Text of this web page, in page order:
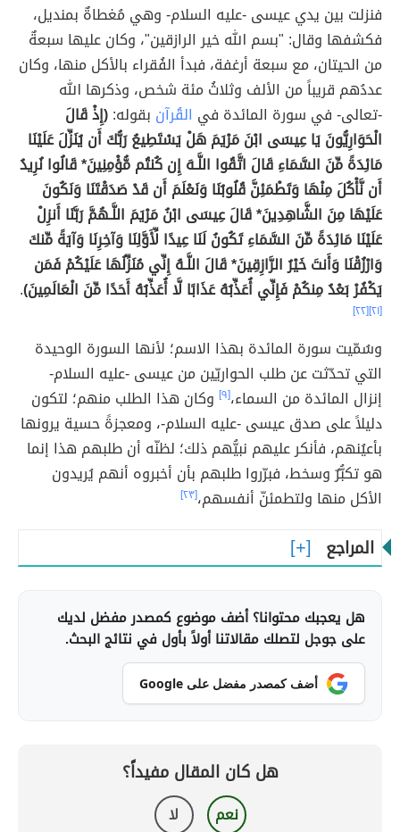
فنزلت بين يدي عيسى -عليه السلام- وهي مُغطاةٌ بمنديل،
فكشفها وقال: "بسم الله خير الرازقين"، وكان عليها سبعةٌ
من الحيتان، مع سبعة أرغفة، فبدأ الفُقراء بالأكل منها، وكان
عددُهم قريباً من الألف وثلاثُ مئة شخص، وذكرها الله
-تعالى- في سورة المائدة في القُرآن بقوله:(إِذْ قَالَ
الْحَوَارِيُّونَ يَا عِيسَى ابْنَ مَرْيَمَ هَلْ يَسْتَطِيعُ رَبُّكَ أَن يُنَزِّلَ عَلَيْنَا
مَائِدَةً مِّنَ السَّمَاءِ قَالَ اتَّقُوا اللَّـهَ إِن كُنتُم مُّؤْمِنِينَ* قَالُوا نُرِيدُ
أَن نَّأْكُلَ مِنْهَا وَتَطْمَئِنَّ قُلُوبُنَا وَنَعْلَمَ أَن قَدْ صَدَقْتَنَا وَنَكُونَ
عَلَيْهَا مِنَ الشَّاهِدِينَ* قَالَ عِيسَى ابْنُ مَرْيَمَ اللَّـهُمَّ رَبَّنَا أَنزِلْ
عَلَيْنَا مَائِدَةً مِّنَ السَّمَاءِ تَكُونُ لَنَا عِيدًا لِّأَوَّلِنَا وَآخِرِنَا وَآيَةً مِّنكَ
وَارْزُقْنَا وَأَنتَ خَيْرُ الرَّازِقِينَ* قَالَ اللَّـهُ إِنِّي مُنَزِّلُهَا عَلَيْكُمْ فَمَن
يَكْفُرْ بَعْدُ مِنكُمْ فَإِنِّي أُعَذِّبُهُ عَذَابًا لَّا أُعَذِّبُهُ أَحَدًا مِّنَ الْعَالَمِينَ).
[٢١] [٢٢]
وسُمّيت سورة المائدة بهذا الاسم؛ لأنها السورة الوحيدة
التي تحدّثت عن طلب الحواريّين من عيسى -عليه السلام-
إنزال المائدة من السماء،[٩]
وكان هذا الطلب منهم؛ لتكون
دليلاً على صدق عيسى -عليه السلام-، ومعجزةً حسية يرونها
بأعيُنهم، فأنكر عليهم نبيُّهم ذلك؛ لظنّه أن طلبهم هذا إنما
هو تكبُّرٌ وسخط، فبرّروا طلبهم بأن أخبروه أنهم يُريدون
الأكل منها ولتطمئنّ أنفسهم،[٢٣]
المراجع
هل يعجبك محتوانا؟ أضف موضوع كمصدر مفضل لديك
على جوجل لتصلك مقالاتنا أولاً بأول في نتائج البحث.
أضف كمصدر مفضل على Google
هل كان المقال مفيداً؟
نعم لا